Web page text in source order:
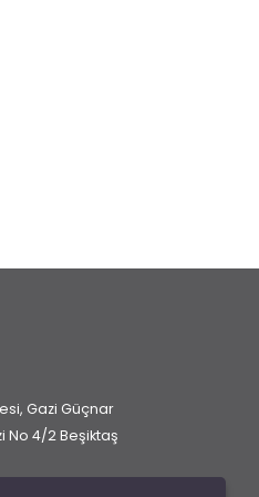
Gazi Güçnar
No 4/2 Beşiktaş